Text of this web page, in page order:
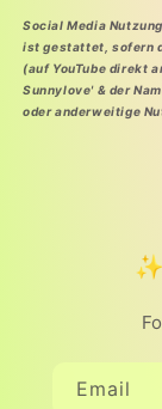
Social Media
ist gestattet, sofern
(auf YouTube direkt
Sunnylove' & der
oder anderweitige
Email